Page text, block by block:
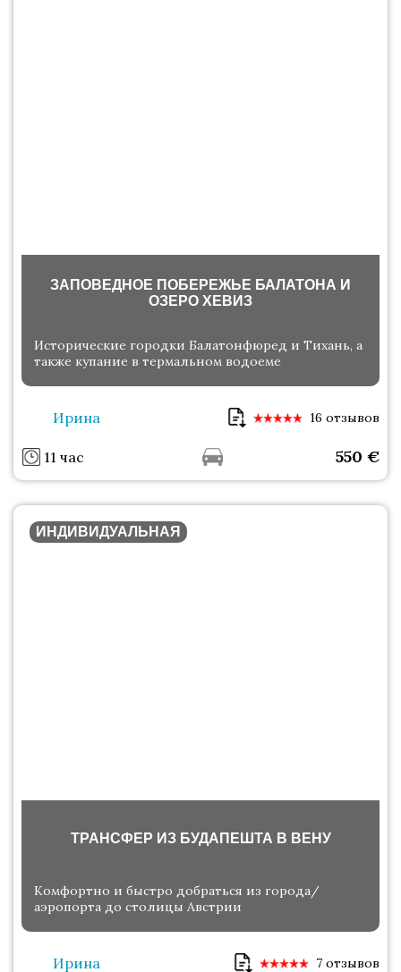
ЗАПОВЕДНОЕ ПОБЕРЕЖЬЕ БАЛАТОНА И
ОЗЕРО ХЕВИЗ
Исторические городки Балатонфюред и Тихань, а
также купание в термальном водоеме
Ирина 16 отзывов
11 час 550 €
ИНДИВИДУАЛЬНАЯ
ТРАНСФЕР ИЗ БУДАПЕШТА В ВЕНУ
Комфортно и быстро добраться из города/
аэропорта до столицы Австрии
Ирина 7 отзывов